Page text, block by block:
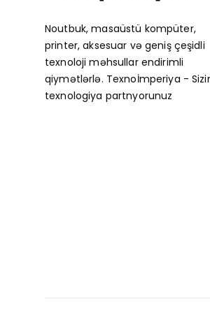
Noutbuk, masaüstü kompüter,
printer, aksesuar və geniş çeşidli
texnoloji məhsullar endirimli
qiymətlərlə. Texnoİmperiya -
texnologiya partnyorunuz